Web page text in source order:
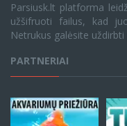
Parsiusk.lt platforma
užšifruoti failus, kad
Netrukus galėsite
PARTNERIAI